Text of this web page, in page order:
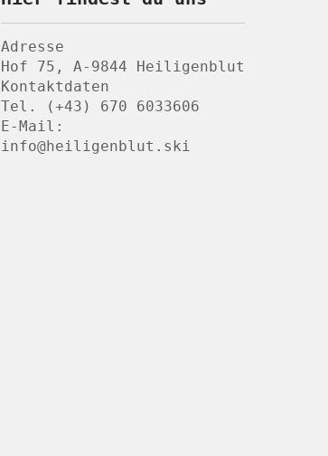
Adresse
Hof 75, A-9844 Heiligenblut
Kontaktdaten
Tel. (+43) 670 6033606
E-Mail:
info@heiligenblut.ski